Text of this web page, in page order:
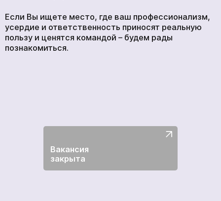
Если Вы ищете место, где ваш профессионализм,
усердие и ответственность приносят реальную
пользу и ценятся командой – будем рады
познакомиться.
Вакансия
закрыта